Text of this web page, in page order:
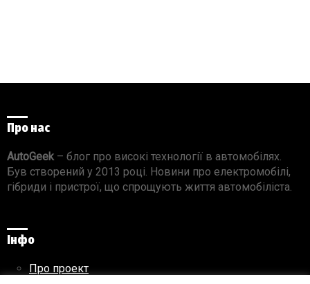
Про нас
AutoGeek – блог про високі технології в автомобілях.
Був створений у 2013 році. Новини про електромобілі,
гібриди і пристрої, що спрощують життя автомобіліста.
Інфо
Про проект